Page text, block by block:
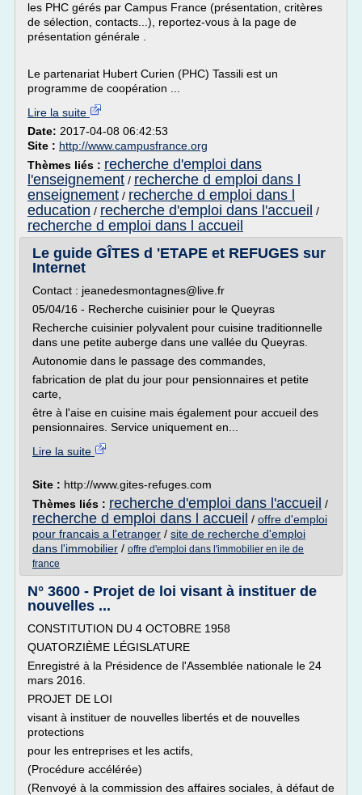
les PHC gérés par Campus France (présentation, critères
de sélection, contacts...), reportez-vous à la page de
présentation générale .
Le partenariat Hubert Curien (PHC) Tassili est un
programme de coopération ...
Lire la suite
Date: 2017-04-08 06:42:53
Site : http://www.campusfrance.org
Thèmes liés : recherche d'emploi dans
l'enseignement / recherche d emploi dans l
enseignement / recherche d emploi dans l
education / recherche d'emploi dans l'accueil /
recherche d emploi dans l accueil
Le guide GÎTES d 'ETAPE et REFUGES sur
Internet
Contact : jeanedesmontagnes@live.fr
05/04/16 - Recherche cuisinier pour le Queyras
Recherche cuisinier polyvalent pour cuisine traditionnelle
dans une petite auberge dans une vallée du Queyras.
Autonomie dans le passage des commandes,
fabrication de plat du jour pour pensionnaires et petite
carte,
être à l'aise en cuisine mais également pour accueil des
pensionnaires. Service uniquement en...
Lire la suite
Site : http://www.gites-refuges.com
Thèmes liés : recherche d'emploi dans l'accueil /
recherche d emploi dans l accueil / offre d'emploi
pour francais a l'etranger / site de recherche d'emploi
dans l'immobilier / offre d'emploi dans l'immobilier en ile de
france
N° 3600 - Projet de loi visant à instituer de
nouvelles ...
CONSTITUTION DU 4 OCTOBRE 1958
QUATORZIÈME LÉGISLATURE
Enregistré à la Présidence de l'Assemblée nationale le 24
mars 2016.
PROJET DE LOI
visant à instituer de nouvelles libertés et de nouvelles
protections
pour les entreprises et les actifs,
(Procédure accélérée)
(Renvoyé à la commission des affaires sociales, à défaut de